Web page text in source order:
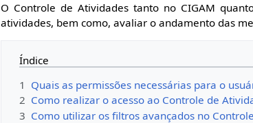
O Controle de Atividades tanto no CIGAM
atividades, bem como, avaliar o andamento das
Índice
1 Quais as permissões necessárias para o
2 Como realizar o acesso ao Controle de
3 Como utilizar os filtros avançados no